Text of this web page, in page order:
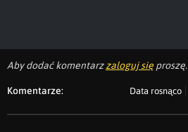
Aby dodać komentarzzaloguj się proszę.
Komentarze: Data rosnąco